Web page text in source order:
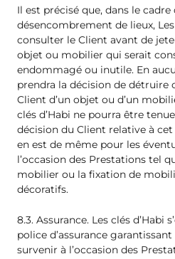
Il est précisé que, dans le
désencombrement de lieux, Les
consulter le Client avant de
objet ou mobilier qui serait
endommagé ou inutile. En
prendra la décision de détruire
Client d’un objet ou d’un
clés d’Habi ne pourra être
décision du Client relative à
en est de même pour les
l’occasion des Prestations tel
mobilier ou la fixation de
décoratifs.
8.3. Assurance. Les clés d’Habi
police d’assurance
survenir à l’occasion des